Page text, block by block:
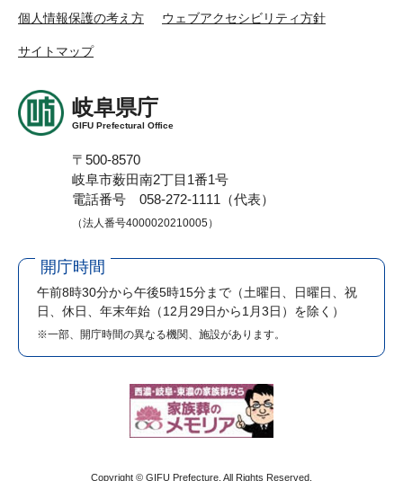
個人情報保護の考え方 ウェブアクセシビリティ方針
サイトマップ
岐阜県庁
GIFU Prefectural Office
〒500-8570
岐阜市薮田南2丁目1番1号
電話番号 058-272-1111（代表）
（法人番号4000020210005）
開庁時間
午前8時30分から午後5時15分まで （土曜日、日曜日、祝
日、休日、年末年始（12月29日から1月3日）を除く）
※一部、開庁時間の異なる機関、施設があります。
Copyright © GIFU Prefecture. All Rights Reserved.